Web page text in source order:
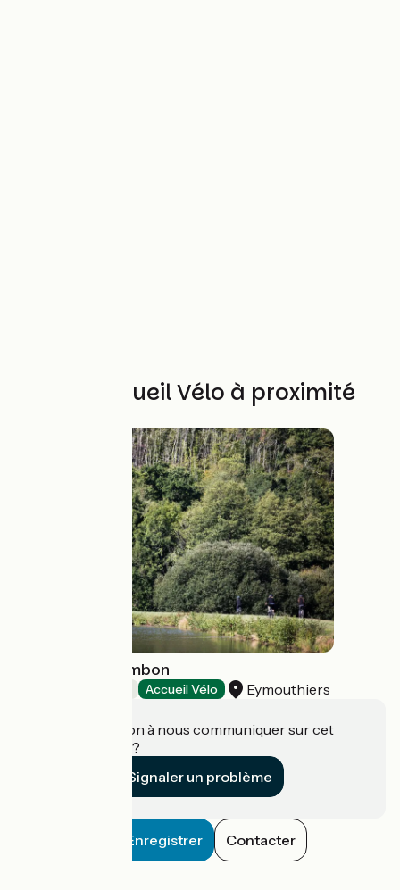
Autres Accueil Vélo à proximité
Gorges du Chambon
Accueil Vélo Eymouthiers
Une information à nous communiquer sur cet
établissement ?
Signaler un problème
Enregistrer Contacter